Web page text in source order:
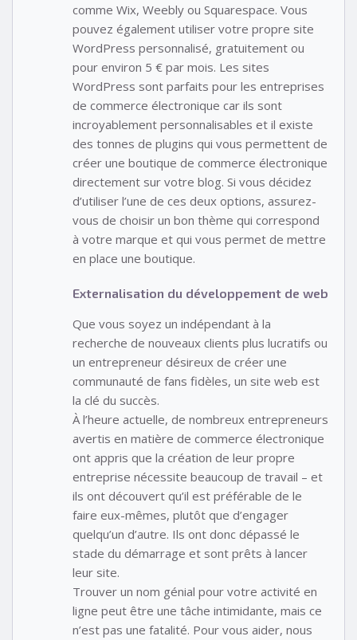
comme Wix, Weebly ou Squarespace. Vous
pouvez également utiliser votre propre site
WordPress personnalisé, gratuitement ou
pour environ 5 € par mois. Les sites
WordPress sont parfaits pour les entreprises
de commerce électronique car ils sont
incroyablement personnalisables et il existe
des tonnes de plugins qui vous permettent de
créer une boutique de commerce électronique
directement sur votre blog. Si vous décidez
d’utiliser l’une de ces deux options, assurez-
vous de choisir un bon thème qui correspond
à votre marque et qui vous permet de mettre
en place une boutique.
Externalisation du développement de web
Que vous soyez un indépendant à la
recherche de nouveaux clients plus lucratifs ou
un entrepreneur désireux de créer une
communauté de fans fidèles, un site web est
la clé du succès.
À l’heure actuelle, de nombreux entrepreneurs
avertis en matière de commerce électronique
ont appris que la création de leur propre
entreprise nécessite beaucoup de travail – et
ils ont découvert qu’il est préférable de le
faire eux-mêmes, plutôt que d’engager
quelqu’un d’autre. Ils ont donc dépassé le
stade du démarrage et sont prêts à lancer
leur site.
Trouver un nom génial pour votre activité en
ligne peut être une tâche intimidante, mais ce
n’est pas une fatalité. Pour vous aider, nous